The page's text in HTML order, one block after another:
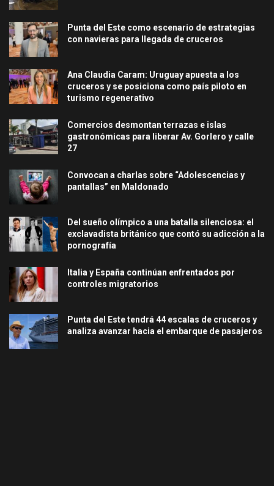
Punta del Este como escenario de estrategias
con navieras para llegada de cruceros
Ana Claudia Caram: Uruguay apuesta a los
cruceros y se posiciona como país piloto en
turismo regenerativo
Comercios desmontan terrazas e islas
gastronómicas para liberar Av. Gorlero y calle
27
Convocan a charlas sobre “Adolescencias y
pantallas” en Maldonado
Del sueño olímpico a una batalla silenciosa: el
exclavadista británico que contó su adicción a la
pornografía
Italia y España continúan enfrentados por
controles migratorios
Punta del Este tendrá 44 escalas de cruceros y
analiza avanzar hacia el embarque de pasajeros